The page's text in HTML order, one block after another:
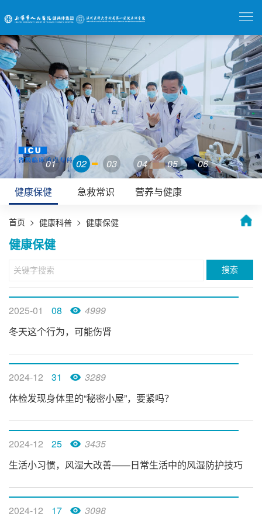
01 02 03 04 05 06
健康保健 急救常识 营养与健康
首页 > 健康科普 > 健康保健
健康保健
2025-01 08
4999
冬天这个行为，可能伤肾
2024-12 31
3289
体检发现身体里的“秘密小屋”，要紧吗？
2024-12 25
3435
生活小习惯，风湿大改善——日常生活中的风湿防护技巧
2024-12 17
3098